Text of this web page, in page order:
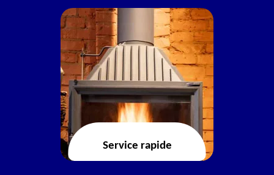
Service rapide